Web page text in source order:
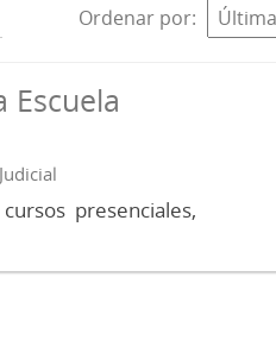
Ordenar por
Escuela
presenciales,